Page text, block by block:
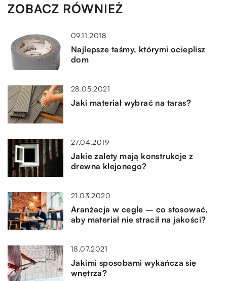
ZOBACZ RÓWNIEŻ
09.11.2018
Najlepsze taśmy, którymi ocieplisz
dom
28.05.2021
Jaki materiał wybrać na taras?
27.04.2019
Jakie zalety mają konstrukcje z
drewna klejonego?
21.03.2020
Aranżacja w cegle – co stosować,
aby materiał nie stracił na jakości?
18.07.2021
Jakimi sposobami wykańcza się
wnętrza?